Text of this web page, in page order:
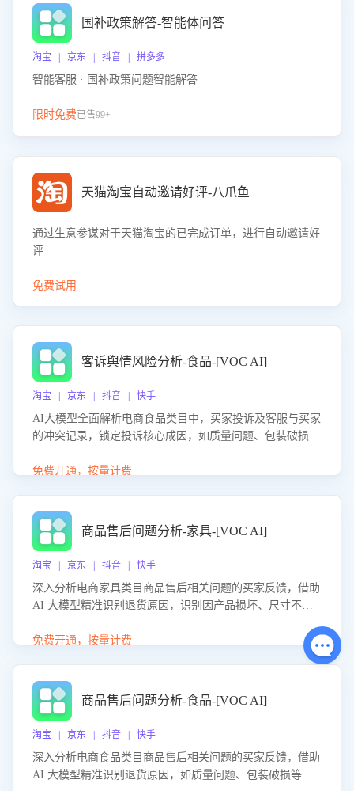
国补政策解答-智能体问答
淘宝 | 京东 | 抖音 | 拼多多
智能客服 · 国补政策问题智能解答
限时免费已售99+
天猫淘宝自动邀请好评-八爪鱼
通过生意参谋对于天猫淘宝的已完成订单，进行自动邀请好
评
免费试用
客诉舆情风险分析-食品-[VOC AI]
淘宝 | 京东 | 抖音 | 快手
AI大模型全面解析电商食品类目中，买家投诉及客服与买家
的冲突记录，锁定投诉核心成因，如质量问题、包装破损
置差评防控，提升客户满意度。
免费开通，按量计费
商品售后问题分析-家具-[VOC AI]
淘宝 | 京东 | 抖音 | 快手
深入分析电商家具类目商品售后相关问题的买家反馈，借助
AI 大模型精准识别退货原因，识别因产品损坏、尺寸不符
力商家优化产品或服务，实现销售额的显著提升。
免费开通，按量计费
商品售后问题分析-食品-[VOC AI]
淘宝 | 京东 | 抖音 | 快手
深入分析电商食品类目商品售后相关问题的买家反馈，借助
AI 大模型精准识别退货原因，如质量问题、包装破损等，